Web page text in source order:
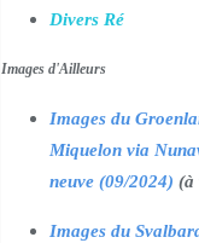
Divers Ré
Images d'Ailleurs
Images du
Miquelon via
neuve (09/2024) (à
Images du